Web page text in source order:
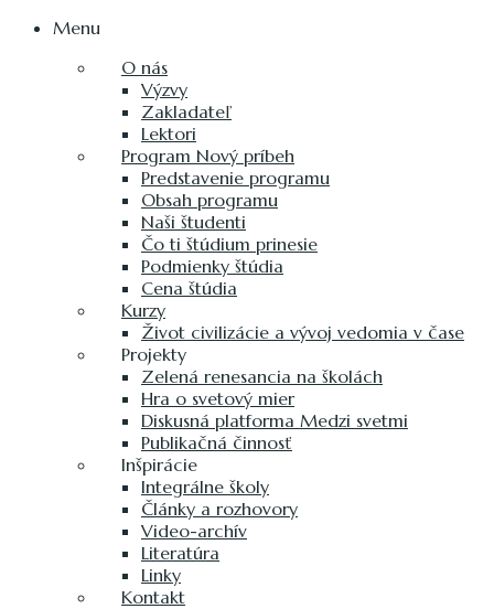
Menu
O nás
Výzvy
Zakladateľ
Lektori
Program Nový príbeh
Predstavenie programu
Obsah programu
Naši študenti
Čo ti štúdium prinesie
Podmienky štúdia
Cena štúdia
Kurzy
Život civilizácie a vývoj vedomia v čase
Projekty
Zelená renesancia na školách
Hra o svetový mier
Diskusná platforma Medzi svetmi
Publikačná činnosť
Inšpirácie
Integrálne školy
Články a rozhovory
Video-archív
Literatúra
Linky
Kontakt